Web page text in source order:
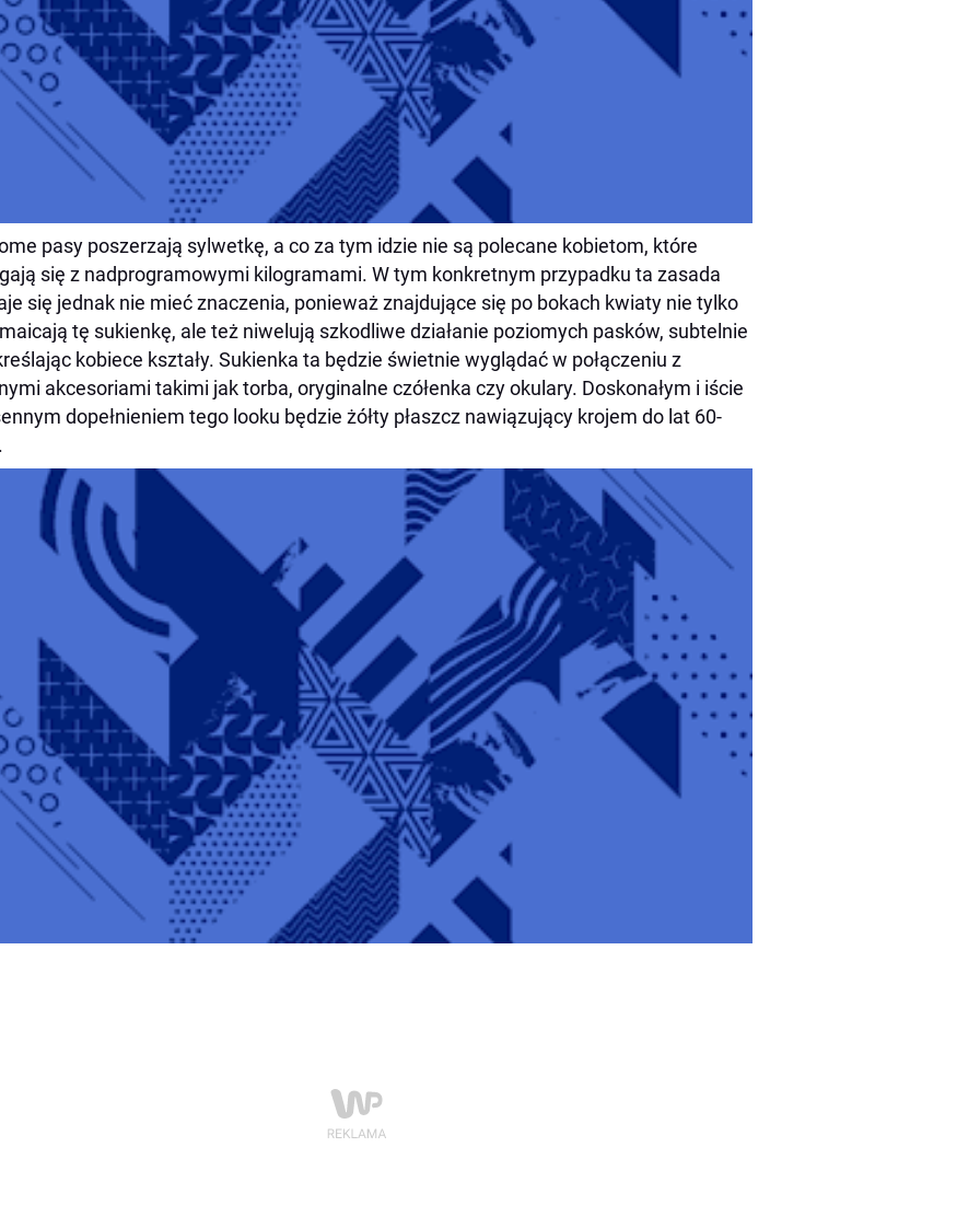
pasy poszerzają sylwetkę, a co za tym idzie nie są polecane kobietom, które
się z nadprogramowymi kilogramami. W tym konkretnym przypadku ta zasada
się jednak nie mieć znaczenia, ponieważ znajdujące się po bokach kwiaty nie tylko
tę sukienkę, ale też niwelują szkodliwe działanie poziomych pasków, subtelnie
kobiece kształy. Sukienka ta będzie świetnie wyglądać w połączeniu z
akcesoriami takimi jak torba, oryginalne czółenka czy okulary. Doskonałym i iście
dopełnieniem tego looku będzie żółty płaszcz nawiązujący krojem do lat 60-